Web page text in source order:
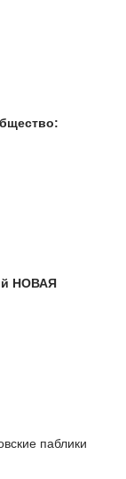
НОВАЯ
паблики